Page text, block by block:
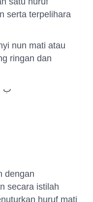
serta terpelihara
nun mati atau
ringan dan
ب
dengan
secara istilah
huruf mati